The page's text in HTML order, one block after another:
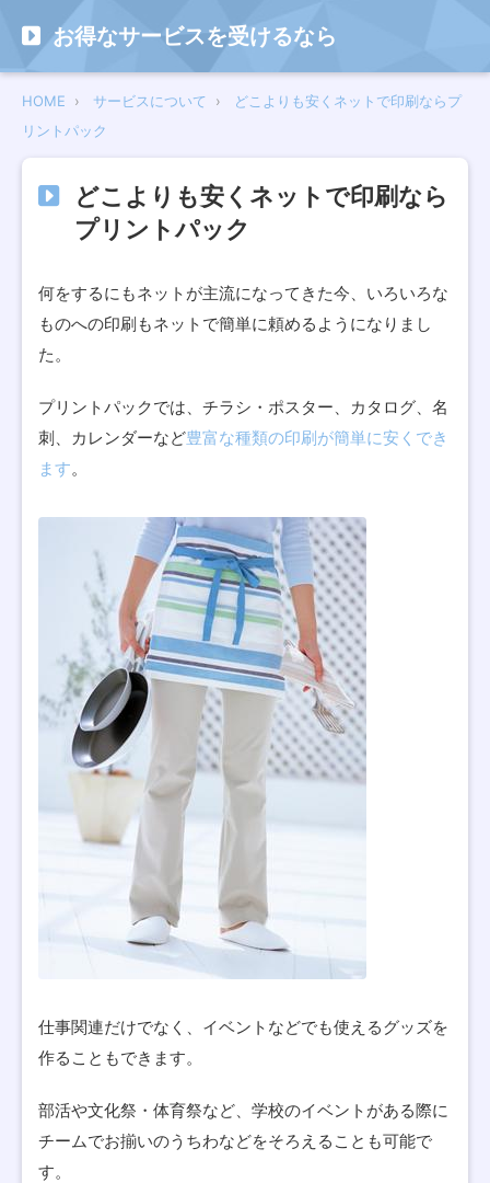
お得なサービスを受けるなら
HOME サービスについて
どこよりも安くネットで印刷ならプ
リントパック
どこよりも安くネットで印刷なら
プリントパック
何をするにもネットが主流になってきた今、いろいろな
ものへの印刷もネットで簡単に頼めるようになりまし
た。
プリントパックでは、チラシ・ポスター、カタログ、名
刺、カレンダーなど豊富な種類の印刷が簡単に安くでき
ます。
仕事関連だけでなく、イベントなどでも使えるグッズを
作ることもできます。
部活や文化祭・体育祭など、学校のイベントがある際に
チームでお揃いのうちわなどをそろえることも可能で
す。